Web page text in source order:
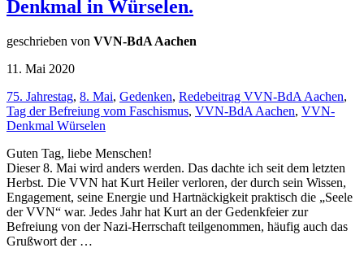
Denkmal in Würselen.
geschrieben von VVN-BdA Aachen
11. Mai 2020
75. Jahrestag, 8. Mai, Gedenken, Redebeitrag VVN-BdA Aachen,
Tag der Befreiung vom Faschismus, VVN-BdA Aachen, VVN-
Denkmal Würselen
Guten Tag, liebe Menschen!
Dieser 8. Mai wird anders werden. Das dachte ich seit dem letzten
Herbst. Die VVN hat Kurt Heiler verloren, der durch sein Wissen,
Engagement, seine Energie und Hartnäckigkeit praktisch die „Seele
der VVN“ war. Jedes Jahr hat Kurt an der Gedenkfeier zur
Befreiung von der Nazi-Herrschaft teilgenommen, häufig auch das
Grußwort der …